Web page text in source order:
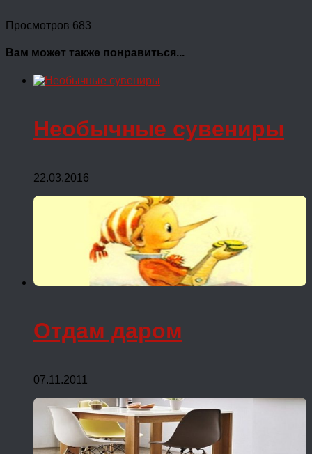
Просмотров 683
Вам может также понравиться...
Необычные сувениры
22.03.2016
Отдам даром
07.11.2011